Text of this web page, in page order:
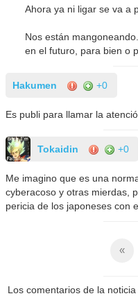
Ahora ya ni ligar se va a
Nos están
en el futuro, para bien o
Hakumen +0
Es publi para llamar la
Tokaidin +0
Me imagino que es una
cyberacoso y otras mierdas,
pericia de los japoneses con
«
Los comentarios de la